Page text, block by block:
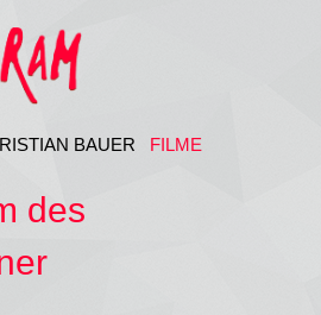
BAUER FILME
des